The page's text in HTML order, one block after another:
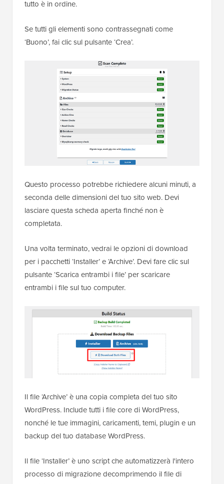
tutto è in ordine.
Se tutti gli elementi sono contrassegnati come
‘Buono’, fai clic sul pulsante ‘Crea’.
Questo processo potrebbe richiedere alcuni minuti, a
seconda delle dimensioni del tuo sito web. Devi
lasciare questa scheda aperta finché non è
completata.
Una volta terminato, vedrai le opzioni di download
per i pacchetti ‘Installer’ e ‘Archive’. Devi fare clic sul
pulsante ‘Scarica entrambi i file’ per scaricare
entrambi i file sul tuo computer.
Il file ‘Archive’ è una copia completa del tuo sito
WordPress. Include tutti i file core di WordPress,
nonché le tue immagini, caricamenti, temi, plugin e un
backup del tuo database WordPress.
Il file ‘Installer’ è uno script che automatizzerà l'intero
processo di migrazione decomprimendo il file di